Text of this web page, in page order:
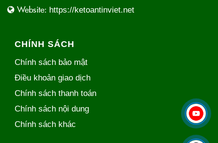
Website: https://ketoantinviet.net
CHÍNH SÁCH
Chính sách bảo mật
Điều khoản giao dịch
Chính sách thanh toán
Chính sách nội dung
Chính sách khác